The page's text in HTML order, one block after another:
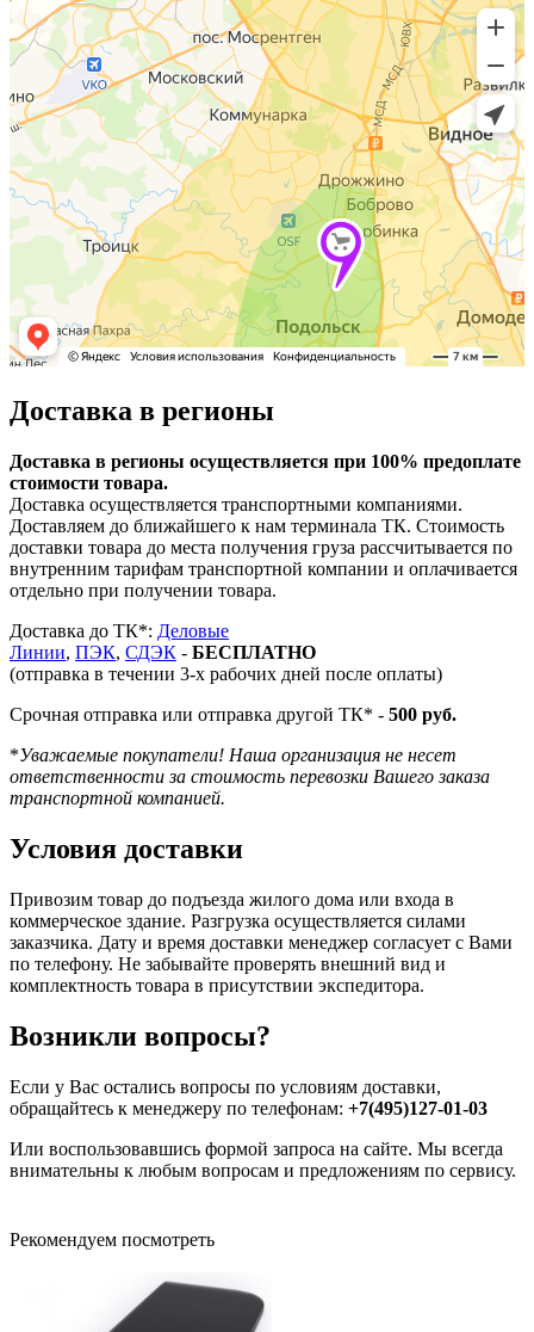
Доставка в регионы
Доставка в регионы осуществляется при 100% предоплате
стоимости товара.
Доставка осуществляется транспортными компаниями.
Доставляем до ближайшего к нам терминала ТК. Стоимость
доставки товара до места получения груза рассчитывается по
внутренним тарифам транспортной компании и оплачивается
отдельно при получении товара.
Доставка до ТК*: Деловые
Линии, ПЭК, СДЭК - БЕСПЛАТНО
(отправка в течении 3-х рабочих дней после оплаты)
Срочная отправка или отправка другой ТК* - 500 руб.
*Уважаемые покупатели! Наша организация не несет
ответственности за стоимость перевозки Вашего заказа
транспортной компанией.
Условия доставки
Привозим товар до подъезда жилого дома или входа в
коммерческое здание. Разгрузка осуществляется силами
заказчика. Дату и время доставки менеджер согласует с Вами
по телефону. Не забывайте проверять внешний вид и
комплектность товара в присутствии экспедитора.
Возникли вопросы?
Если у Вас остались вопросы по условиям доставки,
обращайтесь к менеджеру по телефонам: +7(495)127-01-03
Или воспользовавшись формой запроса на сайте. Мы всегда
внимательны к любым вопросам и предложениям по сервису.
Рекомендуем посмотреть